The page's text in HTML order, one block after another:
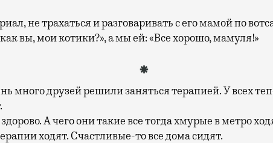
не трахаться и разговаривать с его мамой по
вы, мои котики?», а мы ей: «Все хорошо, мамуля!»
много друзей решили заняться терапией. У всех
А чего они такие все тогда хмурые в метро
ходят. Счастливые-то все дома сидят.